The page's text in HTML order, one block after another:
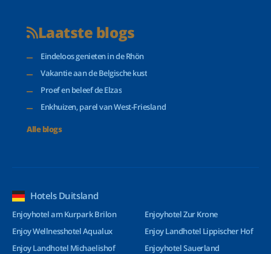
Laatste blogs
Eindeloos genieten in de Rhön
Vakantie aan de Belgische kust
Proef en beleef de Elzas
Enkhuizen, parel van West-Friesland
Alle blogs
Hotels Duitsland
Enjoyhotel am Kurpark Brilon
Enjoy Wellnesshotel Aqualux
Enjoy Landhotel Michaelishof
Enjoyhotel Zur Krone
Enjoy Landhotel Lippischer Hof
Enjoyhotel Sauerland